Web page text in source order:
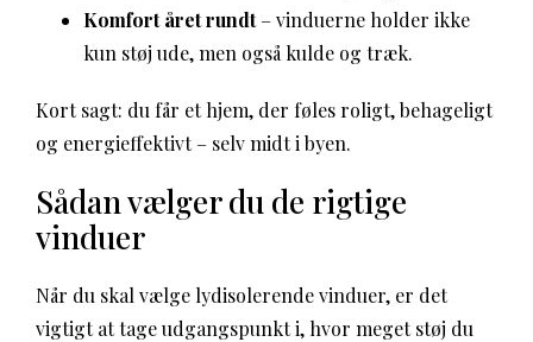
Komfort året rundt– vinduerne holder ikke
kun støj ude, men også kulde og træk.
Kort sagt: du får et hjem, der føles roligt, behageligt
og energieffektivt – selv midt i byen.
Sådan vælger du de rigtige
vinduer
Når du skal vælge lydisolerende vinduer, er det
vigtigt at tage udgangspunkt i, hvor meget støj du